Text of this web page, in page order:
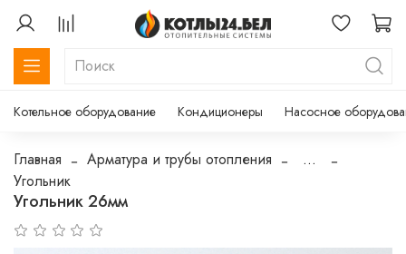
Котельное оборудование Кондиционеры Насосное
Главная Арматура и трубы отопления
...
Угольник
Угольник 26мм